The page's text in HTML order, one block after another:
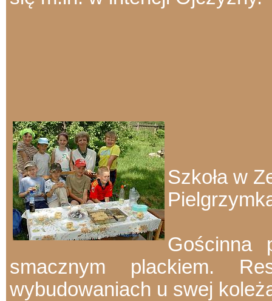
Szkoła w
Gościnna
smacznym plackiem.
wybudowaniach u swej